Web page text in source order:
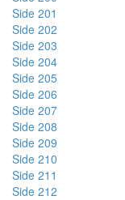
Side 201
Side 202
Side 203
Side 204
Side 205
Side 206
Side 207
Side 208
Side 209
Side 210
Side 211
Side 212